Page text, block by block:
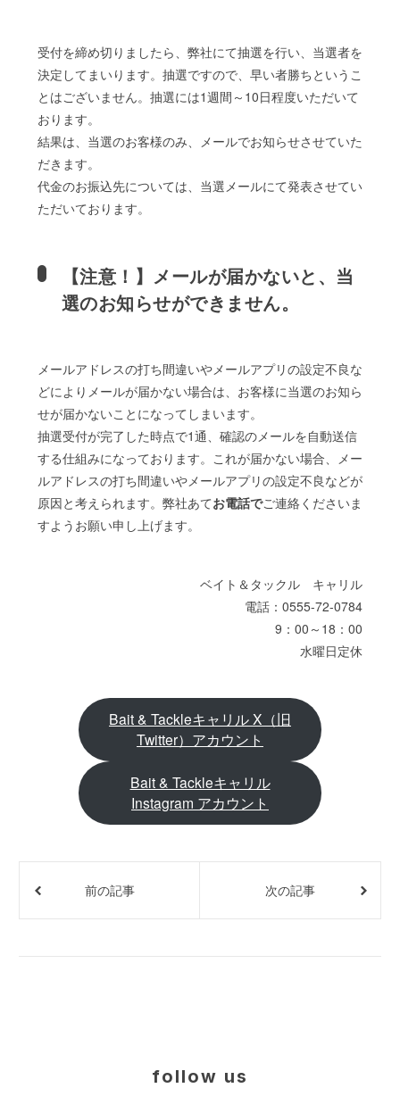
受付を締め切りましたら、弊社にて抽選を行い、当選者を
決定してまいります。抽選ですので、早い者勝ちというこ
とはございません。抽選には1週間～10日程度いただいて
おります。
結果は、当選のお客様のみ、メールでお知らせさせていた
だきます。
代金のお振込先については、当選メールにて発表させてい
ただいております。
【注意！】メールが届かないと、当
選のお知らせができません。
メールアドレスの打ち間違いやメールアプリの設定不良な
どによりメールが届かない場合は、お客様に当選のお知ら
せが届かないことになってしまいます。
抽選受付が完了した時点で1通、確認のメールを自動送信
する仕組みになっております。これが届かない場合、メー
ルアドレスの打ち間違いやメールアプリの設定不良などが
原因と考えられます。弊社あてお電話でご連絡くださいま
すようお願い申し上げます。
ベイト＆タックル キャリル
電話：0555-72-0784
9：00～18：00
水曜日定休
Bait & Tackleキャリル X（旧
Twitter）アカウント
Bait & Tackleキャリル
Instagram アカウント
前の記事 次の記事
follow us